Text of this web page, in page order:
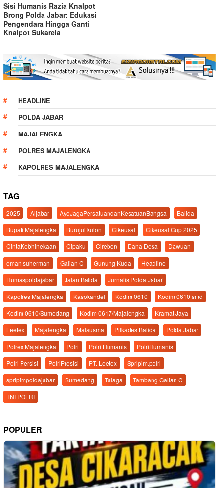
Sisi Humanis Razia Knalpot
Brong Polda Jabar: Edukasi
Pengendara Hingga Ganti
Knalpot Sukarela
HEADLINE
POLDA JABAR
MAJALENGKA
POLRES MAJALENGKA
KAPOLRES MAJALENGKA
TAG
2025 Aljabar AyoJagaPersatuandanKesatuanBangsa
Balida
Bupati Majalengka
Burujul kulon Cikeusal
Cikeusal Cup 2025
CintaKebhinekaan
Cipaku Cirebon Dana Desa
Dawuan
eman suherman
Galian C Gunung Kuda
Headline
Humaspoldajabar
Jalan Balida
Jurnalis Polda Jabar
Kapolres Majalengka
Kasokandel Kodim 0610
Kodim 0610 smd
Kodim 0610/Sumedang
Kodim 0617/Majalengka
Kramat Jaya
Leetex
Majalengka Malausma Pilkades Balida
Polda Jabar
Polres Majalengka
Polri Polri Humanis
PolriHumanis
Polri Persisi
PolriPresisi PT. Leetex
Spripim.polri
spripimpoldajabar
Sumedang Talaga
Tambang Galian C
TNI POLRI
POPULER